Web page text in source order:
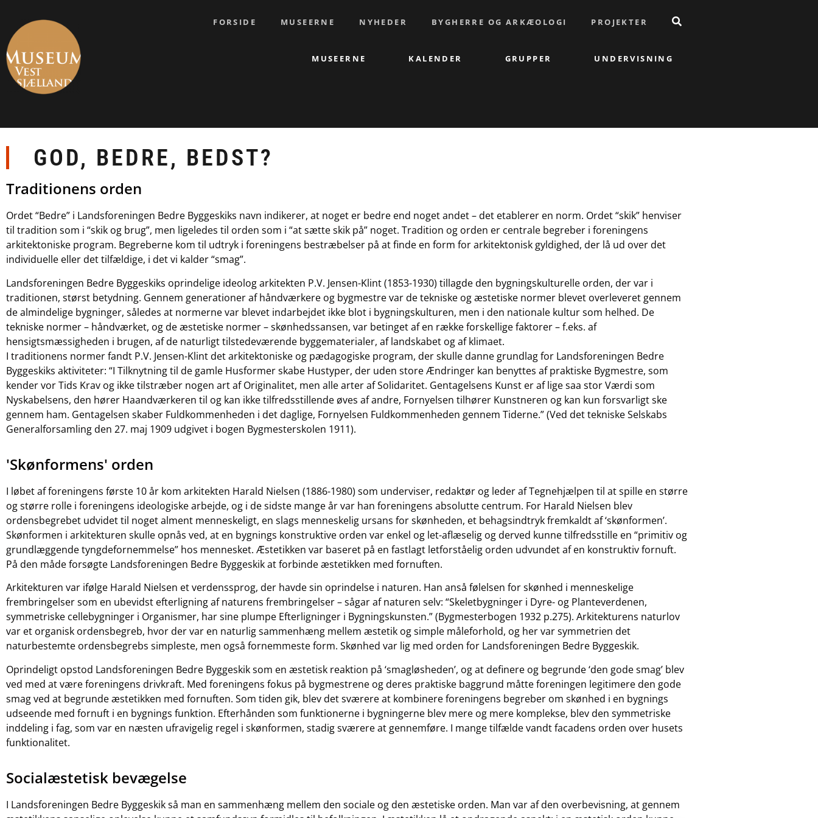
FORSIDE MUSEERNE NYHEDER BYGHERRE OG ARKÆOLOGI PROJEKTER
MUSEERNE KALENDER GRUPPER UNDERVISNING
GOD, BEDRE, BEDST?
Traditionens orden
Ordet “Bedre” i Landsforeningen Bedre Byggeskiks navn indikerer, at noget er bedre end noget andet – det etablerer en norm. Ordet “skik” henviser
til tradition som i “skik og brug”, men ligeledes til orden som i “at sætte skik på” noget. Tradition og orden er centrale begreber i foreningens
arkitektoniske program. Begreberne kom til udtryk i foreningens bestræbelser på at finde en form for arkitektonisk gyldighed, der lå ud over det
individuelle eller det tilfældige, i det vi kalder “smag”.
Landsforeningen Bedre Byggeskiks oprindelige ideolog arkitekten P.V. Jensen-Klint (1853-1930) tillagde den bygningskulturelle orden, der var i
traditionen, størst betydning. Gennem generationer af håndværkere og bygmestre var de tekniske og æstetiske normer blevet overleveret gennem
de almindelige bygninger, således at normerne var blevet indarbejdet ikke blot i bygningskulturen, men i den nationale kultur som helhed. De
tekniske normer – håndværket, og de æstetiske normer – skønhedssansen, var betinget af en række forskellige faktorer – f.eks. af
hensigtsmæssigheden i brugen, af de naturligt tilstedeværende byggematerialer, af landskabet og af klimaet.
I traditionens normer fandt P.V. Jensen-Klint det arkitektoniske og pædagogiske program, der skulle danne grundlag for Landsforeningen Bedre
Byggeskiks aktiviteter: “I Tilknytning til de gamle Husformer skabe Hustyper, der uden store Ændringer kan benyttes af praktiske Bygmestre, som
kender vor Tids Krav og ikke tilstræber nogen art af Originalitet, men alle arter af Solidaritet. Gentagelsens Kunst er af lige saa stor Værdi som
Nyskabelsens, den hører Haandværkeren til og kan ikke tilfredsstillende øves af andre, Fornyelsen tilhører Kunstneren og kan kun forsvarligt ske
gennem ham. Gentagelsen skaber Fuldkommenheden i det daglige, Fornyelsen Fuldkommenheden gennem Tiderne.” (Ved det tekniske Selskabs
Generalforsamling den 27. maj 1909 udgivet i bogen Bygmesterskolen 1911).
'Skønformens' orden
I løbet af foreningens første 10 år kom arkitekten Harald Nielsen (1886-1980) som underviser, redaktør og leder af Tegnehjælpen til at spille en større
og større rolle i foreningens ideologiske arbejde, og i de sidste mange år var han foreningens absolutte centrum. For Harald Nielsen blev
ordensbegrebet udvidet til noget alment menneskeligt, en slags menneskelig ursans for skønheden, et behagsindtryk fremkaldt af ‘skønformen’.
Skønformen i arkitekturen skulle opnås ved, at en bygnings konstruktive orden var enkel og let-aflæselig og derved kunne tilfredsstille en “primitiv og
grundlæggende tyngdefornemmelse” hos mennesket. Æstetikken var baseret på en fastlagt letforståelig orden udvundet af en konstruktiv fornuft.
På den måde forsøgte Landsforeningen Bedre Byggeskik at forbinde æstetikken med fornuften.
Arkitekturen var ifølge Harald Nielsen et verdenssprog, der havde sin oprindelse i naturen. Han anså følelsen for skønhed i menneskelige
frembringelser som en ubevidst efterligning af naturens frembringelser – sågar af naturen selv: “Skeletbygninger i Dyre- og Planteverdenen,
symmetriske cellebygninger i Organismer, har sine plumpe Efterligninger i Bygningskunsten.” (Bygmesterbogen 1932 p.275). Arkitekturens naturlov
var et organisk ordensbegreb, hvor der var en naturlig sammenhæng mellem æstetik og simple måleforhold, og her var symmetrien det
naturbestemte ordensbegrebs simpleste, men også fornemmeste form. Skønhed var lig med orden for Landsforeningen Bedre Byggeskik.
Oprindeligt opstod Landsforeningen Bedre Byggeskik som en æstetisk reaktion på ‘smagløsheden’, og at definere og begrunde ‘den gode smag’ blev
ved med at være foreningens drivkraft. Med foreningens fokus på bygmestrene og deres praktiske baggrund måtte foreningen legitimere den gode
smag ved at begrunde æstetikken med fornuften. Som tiden gik, blev det sværere at kombinere foreningens begreber om skønhed i en bygnings
udseende med fornuft i en bygnings funktion. Efterhånden som funktionerne i bygningerne blev mere og mere komplekse, blev den symmetriske
inddeling i fag, som var en næsten ufravigelig regel i skønformen, stadig sværere at gennemføre. I mange tilfælde vandt facadens orden over husets
funktionalitet.
Socialæstetisk bevægelse
I Landsforeningen Bedre Byggeskik så man en sammenhæng mellem den sociale og den æstetiske orden. Man var af den overbevisning, at gennem